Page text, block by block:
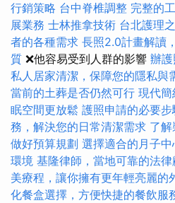
行銷策略 台中脊椎調整 完整的
展業務 士林推拿技術 台北護理
者的各種需求 長照2.0計畫解讀
質 ❌他容易受到人群的影響 辦
私人居家清潔，保障您的隱私與
當前的土葬是否仍然可行 現代
眠空間更放鬆 護照申請的必要
務，解決您的日常清潔需求 了
做好預算規劃 選擇適合的月子
環境 基隆律師，當地可靠的法律
美療程，讓你擁有更年輕亮麗的
化餐盒選擇，方便快捷的餐飲服